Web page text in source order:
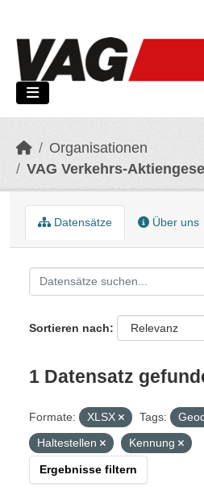
Organisationen
VAG Verkehrs-
Datensätze Über uns
Sortieren nach
1 Datensatz
Formate: XLSX Tags:
Haltestellen
Kennung
Ergebnisse filtern